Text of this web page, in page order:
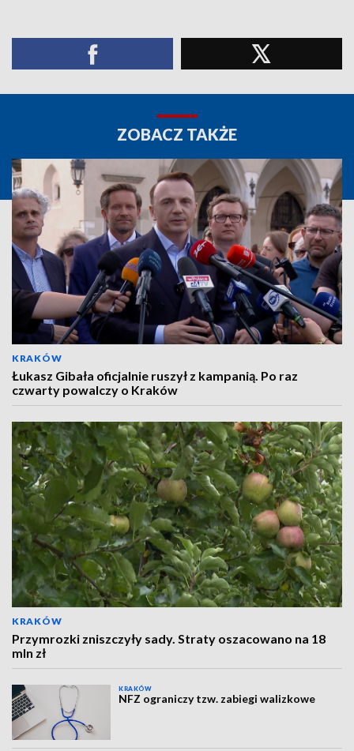
ZOBACZ TAKŻE
KRAKÓW
Łukasz Gibała oficjalnie ruszył z kampanią. Po raz
czwarty powalczy o Kraków
KRAKÓW
Przymrozki zniszczyły sady. Straty oszacowano na 18
mln zł
KRAKÓW
NFZ ograniczy tzw. zabiegi walizkowe